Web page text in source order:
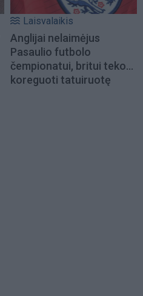
Laisvalaikis
Anglijai nelaimėjus
Pasaulio futbolo
čempionatui, britui teko...
koreguoti tatuiruotę